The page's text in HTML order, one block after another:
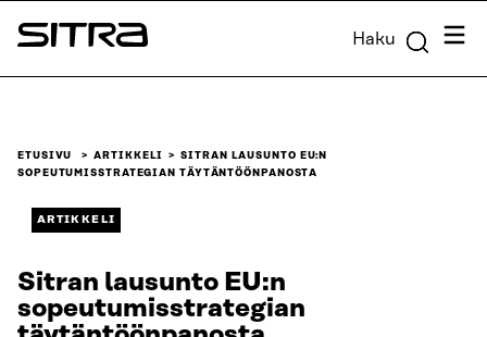
Siirry
suoraan
Sitra Haku
ETUSIVU ARTIKKELI
SITRAN LAUSUNTO EU:N
SOPEUTUMISSTRATEGIAN TÄYTÄNTÖÖNPANOSTA
ARTIKKELI
Sitran lausunto EU:n
sopeutumisstrategian